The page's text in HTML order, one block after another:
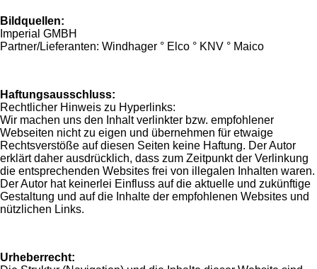
Bildquellen:
Imperial GMBH
Partner/Lieferanten: Windhager ° Elco ° KNV ° Maico
Haftungsausschluss:
Rechtlicher Hinweis zu Hyperlinks:
Wir machen uns den Inhalt verlinkter bzw. empfohlener
Webseiten nicht zu eigen und übernehmen für etwaige
Rechtsverstöße auf diesen Seiten keine Haftung. Der Autor
erklärt daher ausdrücklich, dass zum Zeitpunkt der Verlinkung
die entsprechenden Websites frei von illegalen Inhalten waren.
Der Autor hat keinerlei Einfluss auf die aktuelle und zukünftige
Gestaltung und auf die Inhalte der empfohlenen Websites und
nützlichen Links.
Urheberrecht: